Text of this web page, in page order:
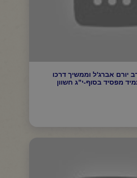
יורם אברג'ל וממשיך דרכו
מפסיד בסוף-י"ג חשוון